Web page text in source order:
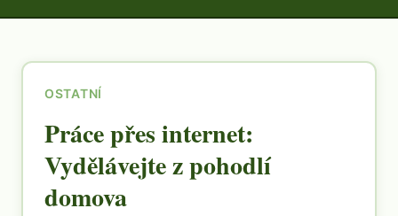
OSTATNÍ
Práce přes internet:
Vydělávejte z pohodlí
domova